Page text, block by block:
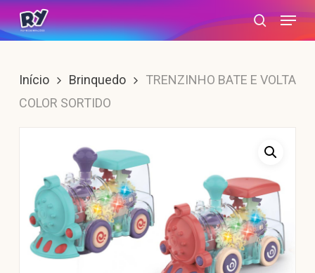
Skip
to
content
search
Menu
Início Brinquedo
TRENZINHO BATE E VOLTA
COLOR SORTIDO